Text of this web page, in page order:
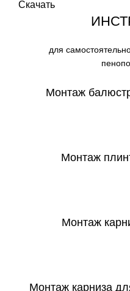
Скачать
для
Монтаж
Монтаж
Монтаж
Монтаж карниза